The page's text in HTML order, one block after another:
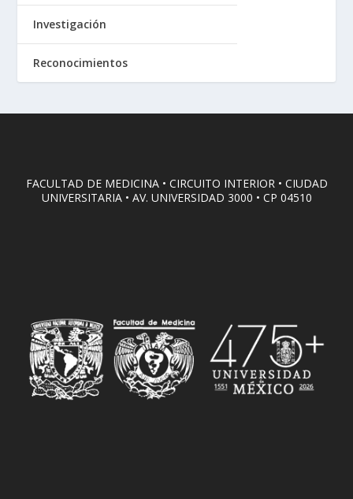
Investigación
Reconocimientos
FACULTAD DE MEDICINA • CIRCUITO INTERIOR • CIUDAD
UNIVERSITARIA • AV. UNIVERSIDAD 3000 • CP 04510